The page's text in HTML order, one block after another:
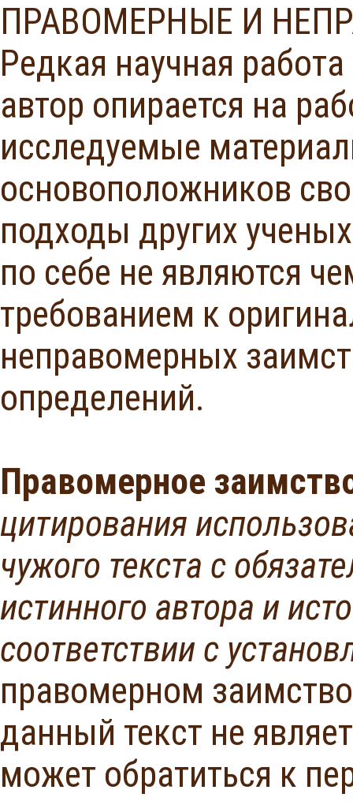
ПРАВОМЕРНЫЕ И
Редкая научная
автор опирается на
исследуемые
основоположников
подходы других
по себе не являются
требованием к
неправомерных
определений.
Правомерное
цитирования
чужого текста с
истинного автора и
соответствии с
правомерном
данный текст не
может обратиться к